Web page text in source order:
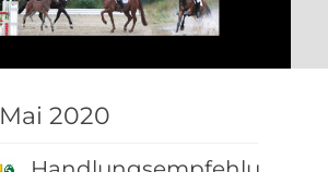
Mai 2020